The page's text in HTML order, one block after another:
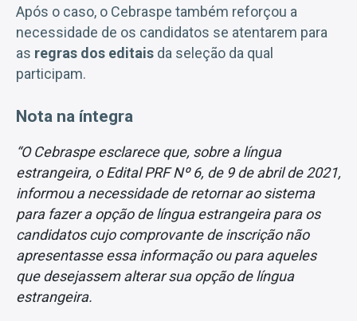
Após o caso, o Cebraspe também reforçou a
necessidade de os candidatos se atentarem para
as regras dos editais da seleção da qual
participam.
Nota na íntegra
“O Cebraspe esclarece que, sobre a língua
estrangeira, o Edital PRF Nº 6, de 9 de abril de 2021,
informou a necessidade de retornar ao sistema
para fazer a opção de língua estrangeira para os
candidatos cujo comprovante de inscrição não
apresentasse essa informação ou para aqueles
que desejassem alterar sua opção de língua
estrangeira.